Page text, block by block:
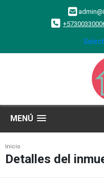
MENÚ
Inicio
Detalles del